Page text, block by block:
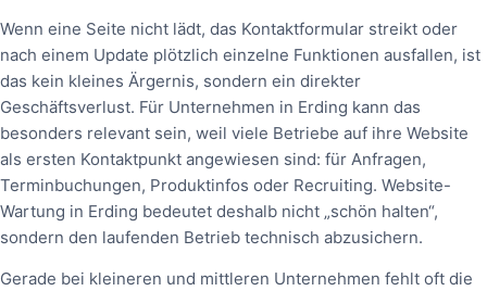
Wenn eine Seite nicht lädt, das Kontaktformular streikt oder
nach einem Update plötzlich einzelne Funktionen ausfallen, ist
das kein kleines Ärgernis, sondern ein direkter
Geschäftsverlust. Für Unternehmen in Erding kann das
besonders relevant sein, weil viele Betriebe auf ihre Website
als ersten Kontaktpunkt angewiesen sind: für Anfragen,
Terminbuchungen, Produktinfos oder Recruiting. Website-
Wartung in Erding bedeutet deshalb nicht „schön halten“,
sondern den laufenden Betrieb technisch abzusichern.
Gerade bei kleineren und mittleren Unternehmen fehlt oft die